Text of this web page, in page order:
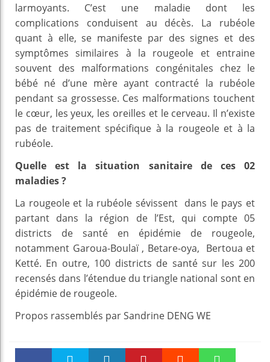
larmoyants. C’est une maladie dont les
complications conduisent au décès. La rubéole
quant à elle, se manifeste par des signes et des
symptômes similaires à la rougeole et entraine
souvent des malformations congénitales chez le
bébé né d’une mère ayant contracté la rubéole
pendant sa grossesse. Ces malformations touchent
le cœur, les yeux, les oreilles et le cerveau. Il n’existe
pas de traitement spécifique à la rougeole et à la
rubéole.
Quelle est la situation sanitaire de ces 02
maladies ?
La rougeole et la rubéole sévissent dans le pays et
partant dans la région de l’Est, qui compte 05
districts de santé en épidémie de rougeole,
notamment Garoua-Boulaï , Betare-oya, Bertoua et
Ketté. En outre, 100 districts de santé sur les 200
recensés dans l’étendue du triangle national sont en
épidémie de rougeole.
Propos rassemblés par Sandrine DENG WE